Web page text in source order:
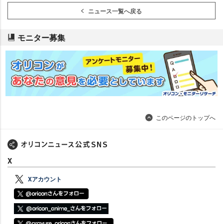
ニュース一覧へ戻る
モニター募集
このページのトップへ
X
Xアカウント